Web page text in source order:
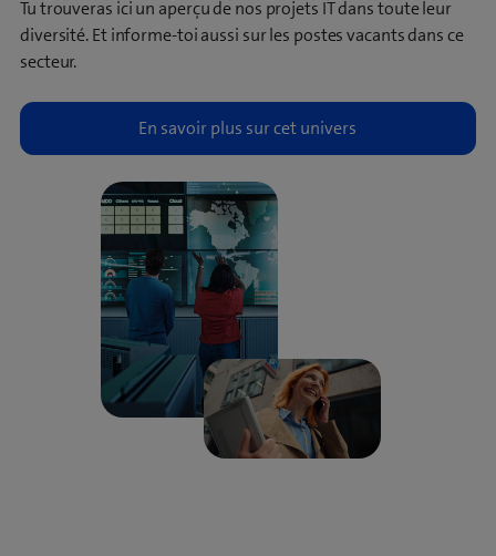
Tu trouveras ici un aperçu de nos projets IT dans toute leur
diversité. Et informe-toi aussi sur les postes vacants dans ce
secteur.